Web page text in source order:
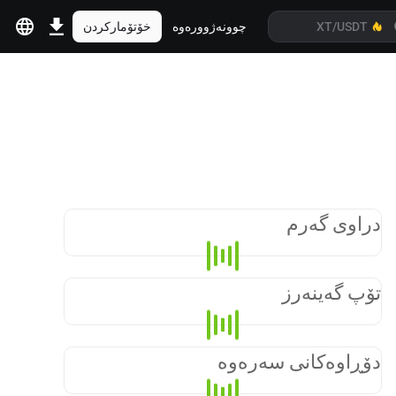
چوونەژوورەوە خۆتۆمارکردن
دراوی گەرم
تۆپ گەینەرز
دۆڕاوەکانی سەرەوە